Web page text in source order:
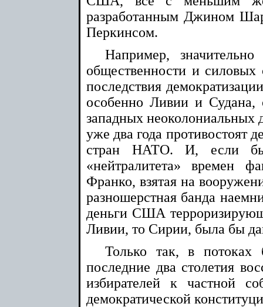
разработанным Джином
Перкинсом.
Например,
общественности и силовых
последствия
особенно Ливии и Судана,
западных
уже два года противостоят
стран НАТО. И, если
«нейтралитета» времен
Франко, взятая на
разношерстная банда
деньги США
Ливии, то Сирии, была бы
Только так, в потоках
последние два столетия
избирателей к частной
демократической